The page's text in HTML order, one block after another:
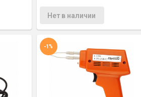
Нет в наличии
-1%